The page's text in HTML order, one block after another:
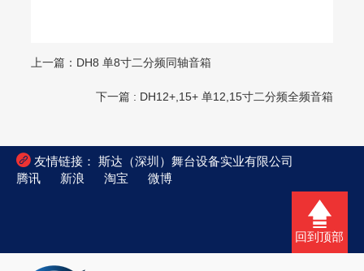
上一篇：DH8 单8寸二分频同轴音箱
下一篇 : DH12+,15+ 单12,15寸二分频全频音箱
 友情链接： 斯达（深圳）舞台设备实业有限公司
腾讯
新浪 淘宝 微博
回到顶部